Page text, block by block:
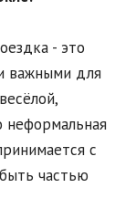
- это
важными для
неформальная
с
частью